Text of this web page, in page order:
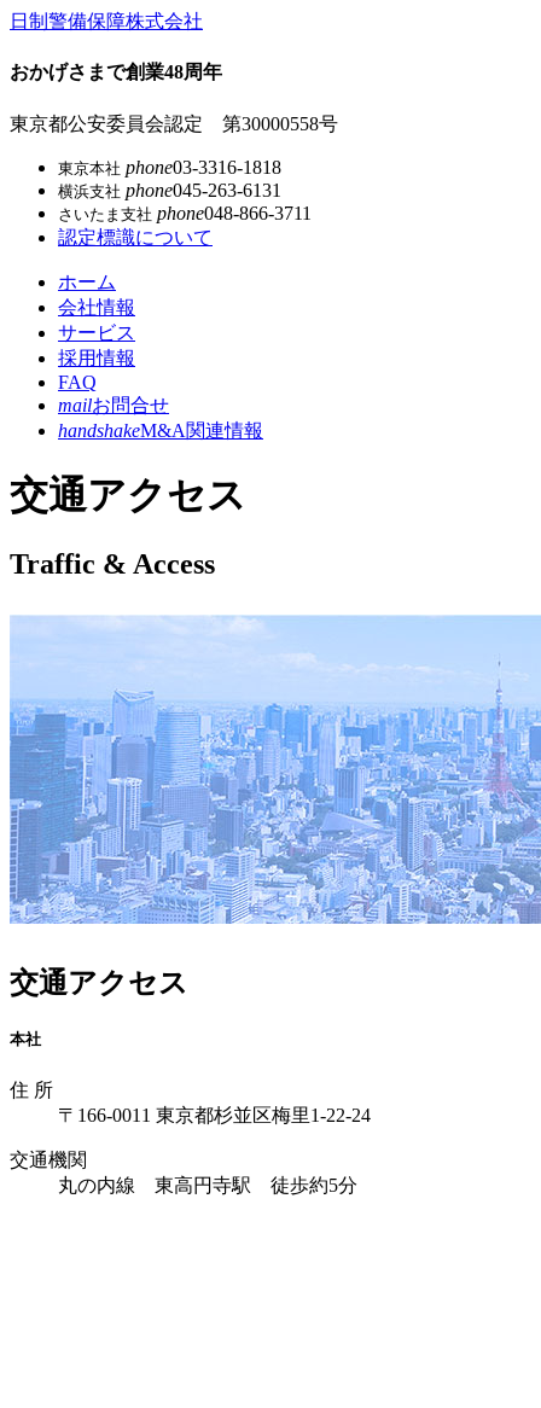
コ
テ
ツ
日制警備保障株式会社
おかげさまで創業48周年
東京都公安委員会認定 第30000558号
東京本社 phone03-3316-1818
横浜支社 phone045-263-6131
さいたま支社 phone048-866-3711
認定標識について
ホーム
会社情報
サービス
採用情報
FAQ
mailお問合せ
handshakeM&A関連情報
交通アクセス
Traffic & Access
交通アクセス
本社
住 所
〒166-0011 東京都杉並区梅里1-22-24
交通機関
丸の内線 東高円寺駅 徒歩約5分